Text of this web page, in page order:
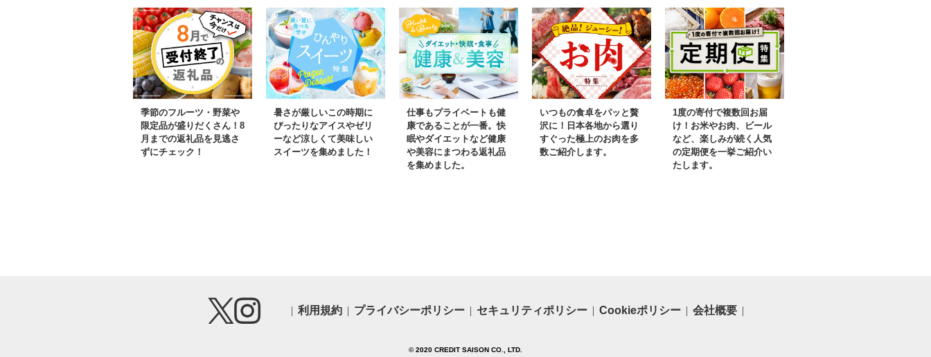
プレゼント 冷凍便 リピ
ート リピーター 高評価
大容量 テレビで紹介
TVで紹介
季節のフルーツ・野菜や
限定品が盛りだくさん！8
月までの返礼品を見逃さ
ずにチェック！
暑さが厳しいこの時期に
ぴったりなアイスやゼリ
ーなど涼しくて美味しい
スイーツを集めました！
仕事もプライベートも健
康であることが一番。快
眠やダイエットなど健康
や美容にまつわる返礼品
を集めました。
いつもの食卓をパッと贅
沢に！日本各地から選り
すぐった極上のお肉を多
数ご紹介します。
1度の寄付で複数回お届
け！お米やお肉、ビール
など、楽しみが続く人気
の定期便を一挙ご紹介い
たします。
利用規約 プライバシーポリシー セキュリティポリシー Cookieポリシー 会社概要
© 2020 CREDIT SAISON CO., LTD.